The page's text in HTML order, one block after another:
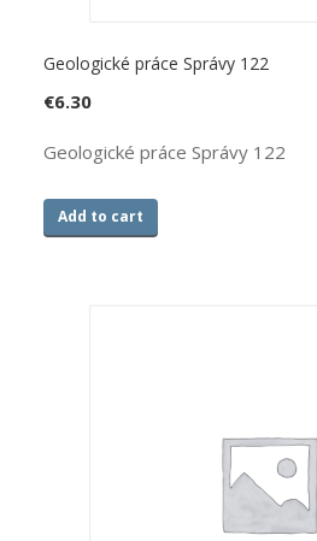
Geologické práce Správy 122
€6.30
Geologické práce Správy 122
Add to cart